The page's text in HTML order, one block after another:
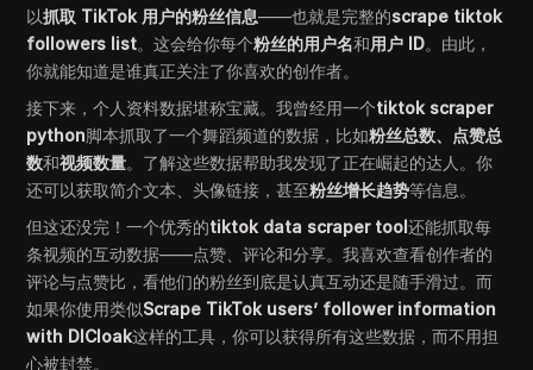
以抓取 TikTok 用户的粉丝信息——也就是完整的scrape tiktok
followers list。这会给你每个粉丝的用户名和用户 ID。由此，
你就能知道是谁真正关注了你喜欢的创作者。
接下来，个人资料数据堪称宝藏。我曾经用一个tiktok scraper
python脚本抓取了一个舞蹈频道的数据，比如粉丝总数、点赞总
数和视频数量。了解这些数据帮助我发现了正在崛起的达人。你
还可以获取简介文本、头像链接，甚至粉丝增长趋势等信息。
但这还没完！一个优秀的tiktok data scraper tool还能抓取每
条视频的互动数据——点赞、评论和分享。我喜欢查看创作者的
评论与点赞比，看他们的粉丝到底是认真互动还是随手滑过。而
如果你使用类似Scrape TikTok users’ follower information
with DICloak这样的工具，你可以获得所有这些数据，而不用担
心被封禁。